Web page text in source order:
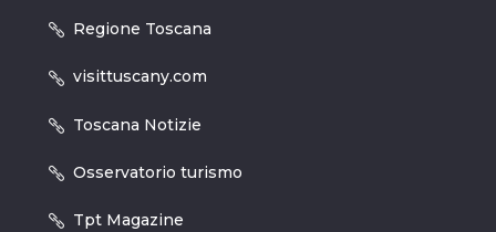
Regione Toscana
visittuscany.com
Toscana Notizie
Osservatorio turismo
Tpt Magazine